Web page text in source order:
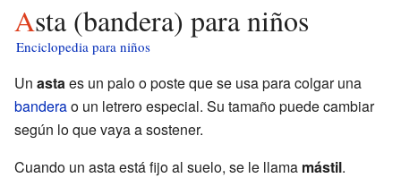
Asta (bandera) para niños
Enciclopedia para niños
Un astaes un palo o poste que se usa para colgar una
banderao un letrero especial. Su tamaño puede cambiar
según lo que vaya a sostener.
Cuando un asta está fijo al suelo, se le llama mástil.